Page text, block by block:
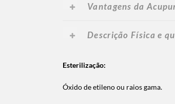
Vantagens da
Descrição Física e
Esterilização:
Óxido de etileno ou raios gama.